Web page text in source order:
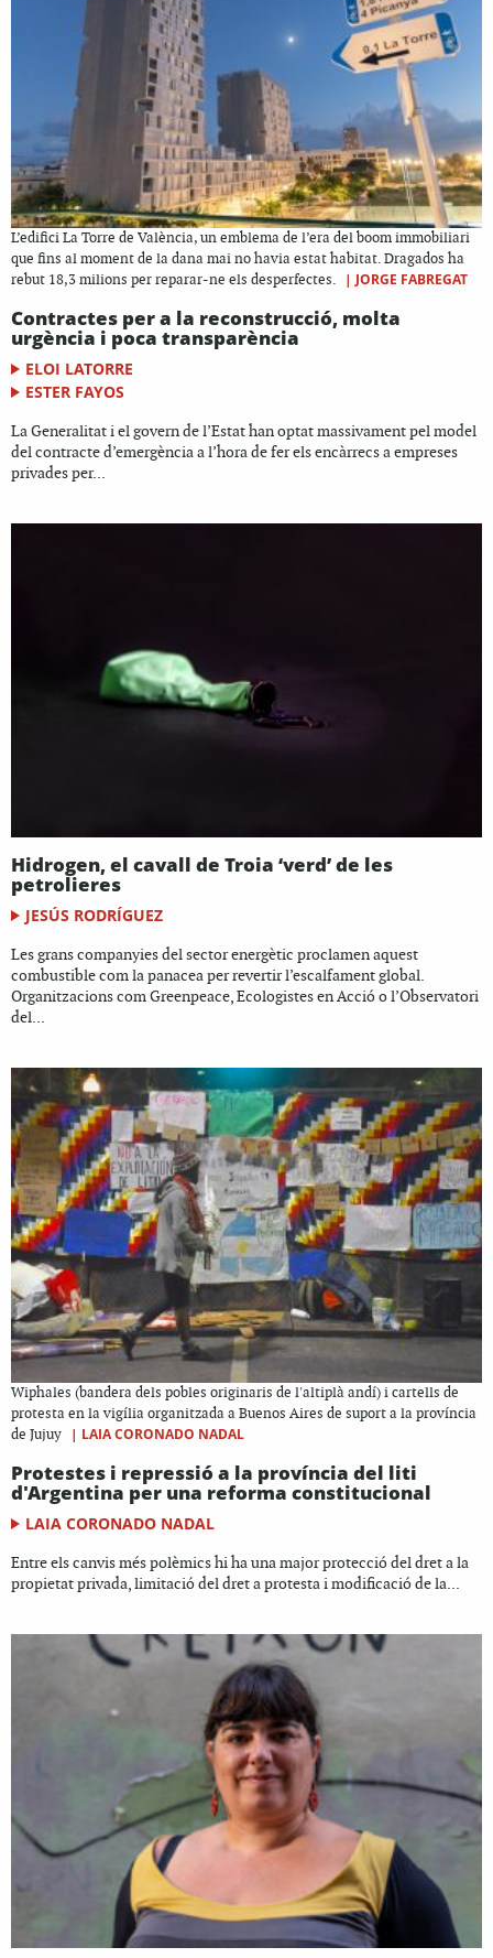
L’edifici La Torre de València, un emblema de l’era del boom immobiliari
que fins al moment de la dana mai no havia estat habitat. Dragados ha
rebut 18,3 milions per reparar-ne els desperfectes.
| JORGE FABREGAT
Contractes per a la reconstrucció, molta
urgència i poca transparència
ELOI LATORRE
ESTER FAYOS
La Generalitat i el govern de l’Estat han optat massivament pel model
del contracte d’emergència a l’hora de fer els encàrrecs a empreses
privades per...
Hidrogen, el cavall de Troia ‘verd’ de les
petrolieres
JESÚS RODRÍGUEZ
Les grans companyies del sector energètic proclamen aquest
combustible com la panacea per revertir l’escalfament global.
Organitzacions com Greenpeace, Ecologistes en Acció o l’Observatori
del...
Wiphales (bandera dels pobles originaris de l'altiplà andí) i cartells de
protesta en la vigília organitzada a Buenos Aires de suport a la província
de Jujuy
| LAIA CORONADO NADAL
Protestes i repressió a la província del liti
d'Argentina per una reforma constitucional
LAIA CORONADO NADAL
Entre els canvis més polèmics hi ha una major protecció del dret a la
propietat privada, limitació del dret a protesta i modificació de la...